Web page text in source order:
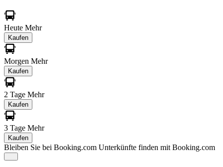
Heute Mehr
Kaufen
Morgen Mehr
Kaufen
2 Tage Mehr
Kaufen
3 Tage Mehr
Kaufen
Bleiben Sie bei Booking.com Unterkünfte finden mit Booking.com